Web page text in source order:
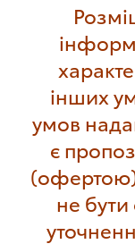
інших
умов
є
не бути